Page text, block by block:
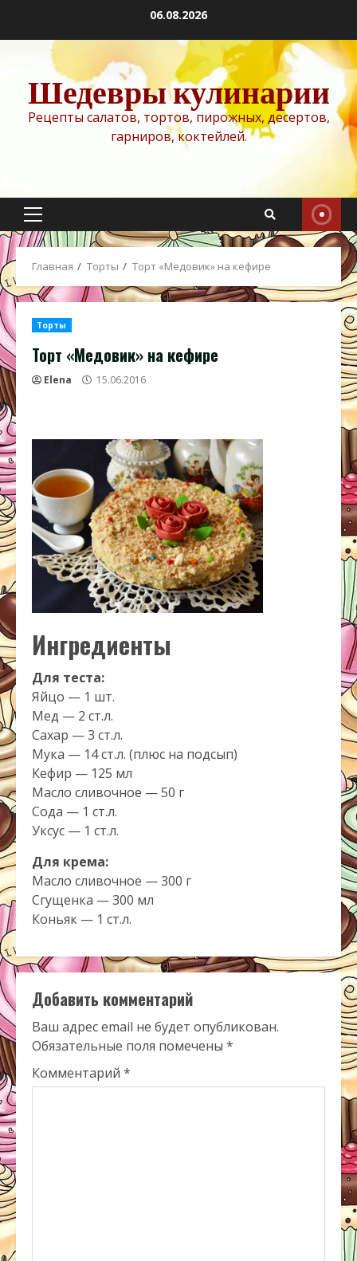
содержимому
06.08.2026
Шедевры кулинарии
Рецепты салатов, тортов, пирожных, десертов,
гарниров, коктейлей.
Основное
меню
Главная Торты Торт «Медовик» на кефире
Торты
Торт «Медовик» на кефире
Elena 15.06.2016
Ингредиенты
Для теста:
Яйцо — 1 шт.
Мед — 2 ст.л.
Сахар — 3 ст.л.
Мука — 14 ст.л. (плюс на подсып)
Кефир — 125 мл
Масло сливочное — 50 г
Сода — 1 ст.л.
Уксус — 1 ст.л.
Для крема:
Масло сливочное — 300 г
Сгущенка — 300 мл
Коньяк — 1 ст.л.
Добавить комментарий
Ваш адрес email не будет опубликован.
Обязательные поля помечены *
Комментарий *